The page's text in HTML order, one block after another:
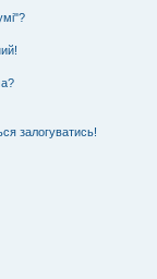
залогуватись!